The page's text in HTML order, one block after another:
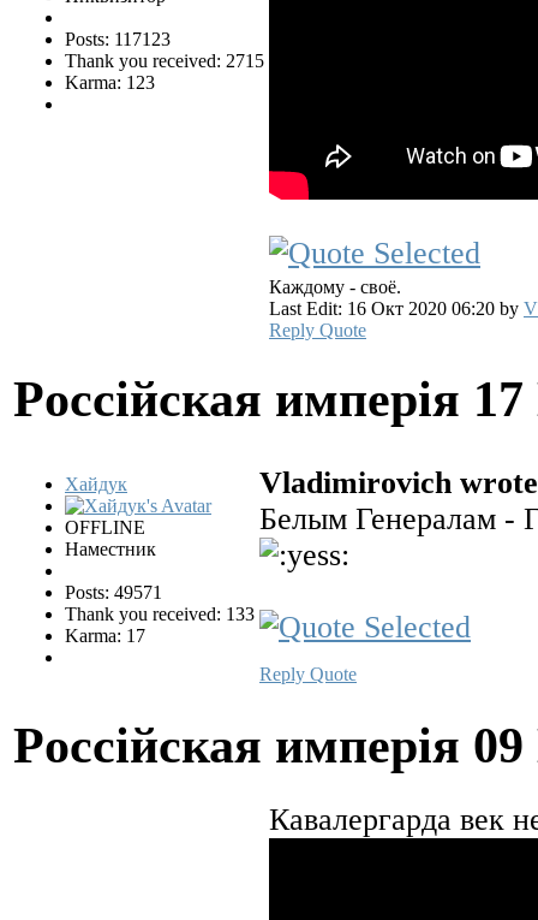
Posts: 117123
Thank you received: 2715
Karma: 123
Каждому - своё.
Last Edit: 16 Окт 2020 06:20 by
Reply Quote
Pocciйская имперiя
Хайдук
OFFLINE
Наместник
Posts: 49571
Thank you received: 133
Karma: 17
Vladimirovich
Белым Генералам -
Reply Quote
Pocciйская имперiя
Кавалергарда век